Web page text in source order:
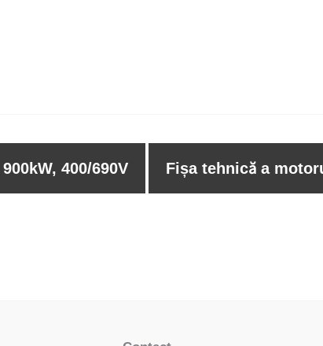
400/690V Fișa tehnică a